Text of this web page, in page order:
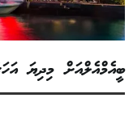
ބީއެމްއެލްއަށް މިދިޔަ އަހަރު 2.1 ބިލިއަން ރުފިޔާގެ ސާފު